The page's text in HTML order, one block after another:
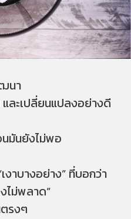
นา
ละเปลี่ยนแปลงอย่างดี
นมันยังไม่พอ
าบางอย่าง” ที่บอกว่า
ไม่พลาด”
รงๆ